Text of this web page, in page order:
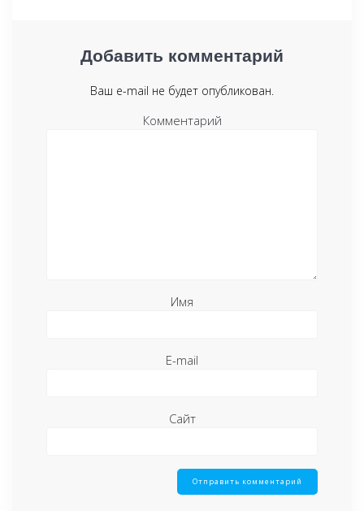
Добавить комментарий
Ваш e-mail не будет опубликован.
Комментарий
Имя
E-mail
Сайт